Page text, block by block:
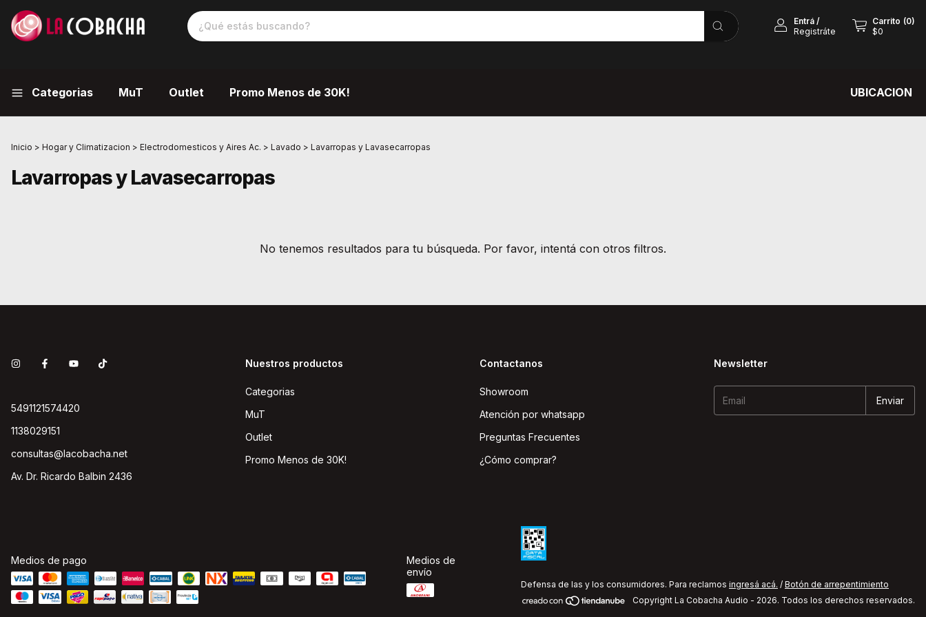
Entrá/
Registráte
Carrito (0)
$0
Categorias MuT Outlet Promo Menos de 30K! UBICACION
Inicio > Hogar y Climatizacion > Electrodomesticos y Aires Ac. > Lavado > Lavarropas y Lavasecarropas
Lavarropas y Lavasecarropas
No tenemos resultados para tu búsqueda. Por favor, intentá con otros filtros.
5491121574420
1138029151
consultas@lacobacha.net
Av. Dr. Ricardo Balbin 2436
Nuestros productos
Categorias
MuT
Outlet
Promo Menos de 30K!
Contactanos
Showroom
Atención por whatsapp
Preguntas Frecuentes
¿Cómo comprar?
Newsletter
Medios de pago
Medios de
envío
Defensa de las y los consumidores. Para reclamos ingresá acá. / Botón de arrepentimiento
Copyright La Cobacha Audio - 2026. Todos los derechos reservados.